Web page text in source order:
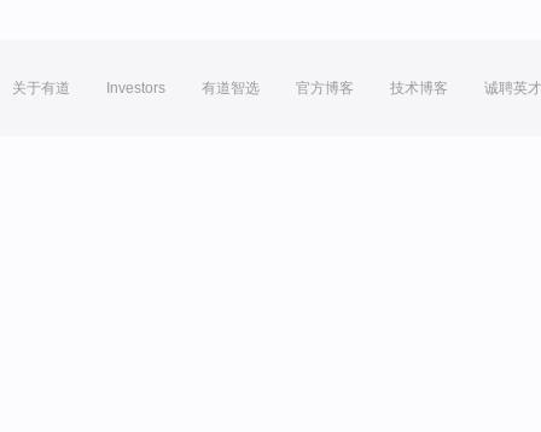
关于有道 Investors 有道智选 官方博客 技术博客 诚聘英才